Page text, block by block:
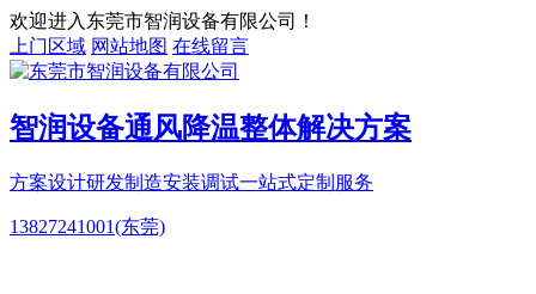
欢迎进入东莞市智润设备有限公司！
上门区域 网站地图 在线留言
智润设备通风降温整体解决方案
方案设计研发制造安装调试一站式定制服务
13827241001(东莞)